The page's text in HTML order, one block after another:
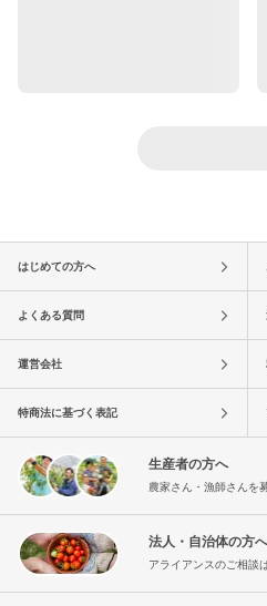
はじめての方へ
よくある質問
運営会社
特商法に基づく表記
生産者の方へ
農家さん・漁師さんを
法人・自治体の方へ
アライアンスのご相談